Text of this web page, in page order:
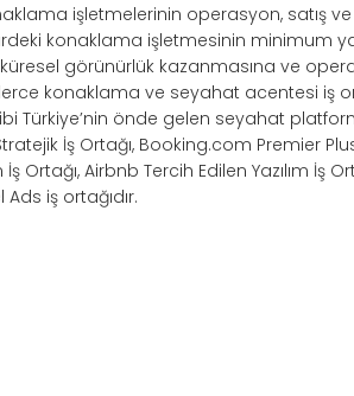
işletmelerinin operasyon, satış
konaklama işletmesinin minimum
görünürlük kazanmasına ve
konaklama ve seyahat acentesi iş
Türkiye’nin önde gelen seyahat
İş Ortağı, Booking.com Premier
Airbnb Tercih Edilen Yazılım İş
iş ortağıdır.